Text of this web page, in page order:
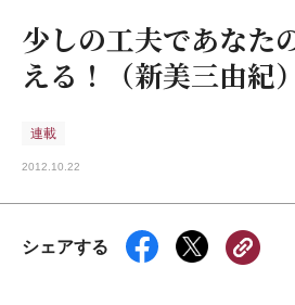
少しの工夫であなた
える！（新美三由紀）
連載
2012.10.22
シェアする